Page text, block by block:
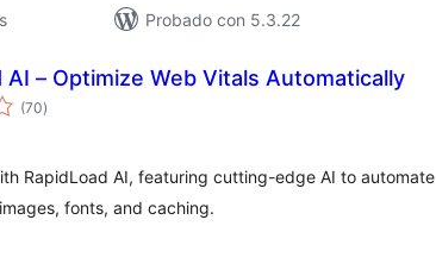
Probado con 5.3.22
AI – Optimize Web Vitals Automatically
(70valoracións
totais
)
RapidLoad AI, featuring cutting-edge AI to automate
fonts, and caching.